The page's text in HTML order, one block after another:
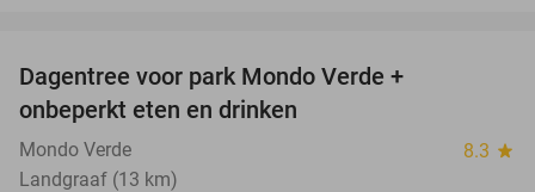
Dagentree voor park Mondo Verde +
onbeperkt eten en drinken
Mondo Verde 8.3 star
Landgraaf (13 km)